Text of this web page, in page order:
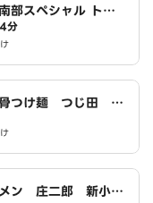
部スペシャル トン
麺X特製煮込スープ
pork noodle
分
つけ麺 つじ田 京
ン 庄二郎 新小岩